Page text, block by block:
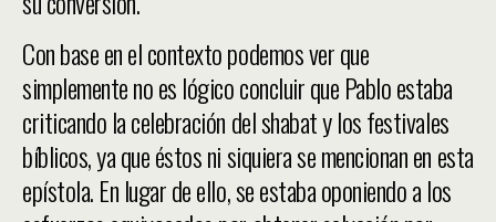
Con base en el contexto podemos ver que
simplemente no es lógico concluir que Pablo estaba
criticando la celebración del shabat y los festivales
bíblicos, ya que éstos ni siquiera se mencionan en esta
epístola. En lugar de ello, se estaba oponiendo a los